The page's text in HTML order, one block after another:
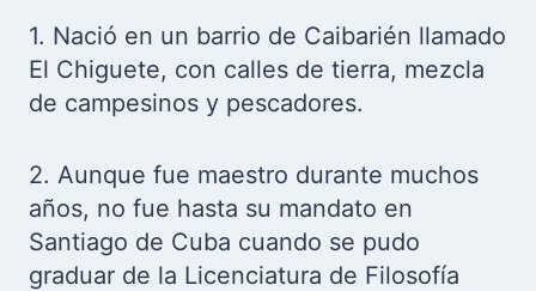
1. Nació en un barrio de Caibarién llamado
El Chiguete, con calles de tierra, mezcla
de campesinos y pescadores.
2. Aunque fue maestro durante muchos
años, no fue hasta su mandato en
Santiago de Cuba cuando se pudo
graduar de la Licenciatura de Filosofía